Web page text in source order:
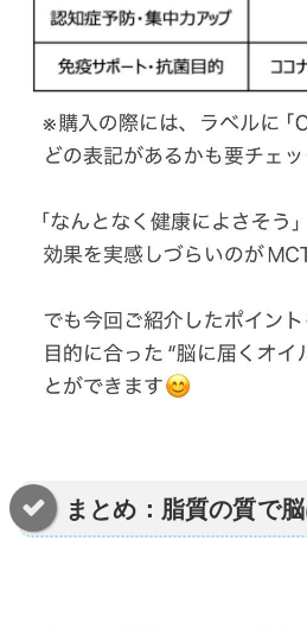
まとめ：脂質の質で